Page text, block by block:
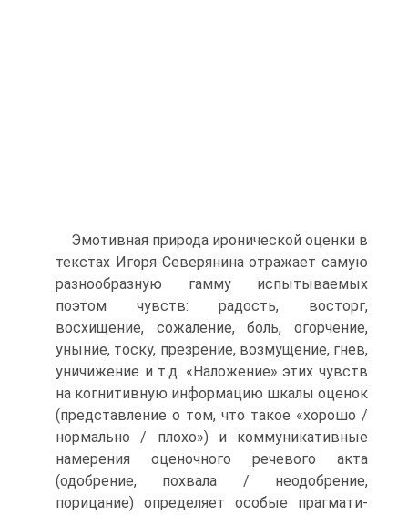
Эмотивная природа иронической оценки в
текстах Игоря Северянина отражает самую
разнообразную гамму испытываемых
поэтом чувств: радость, восторг,
восхищение, сожаление, боль, огорчение,
уныние, тоску, презре­ние, возмущение, гнев,
уничижение и т.д. «Наложение» этих чувств
на когни­тивную информацию шкалы оценок
(представление о том, что такое «хорошо /
нормально / плохо») и коммуникативные
намерения оценочного речевого акта
(одобрение, похвала / неодобрение,
порицание) определяет особые прагмати­